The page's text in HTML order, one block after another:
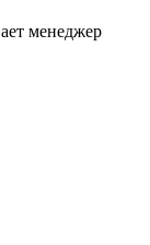
менеджер